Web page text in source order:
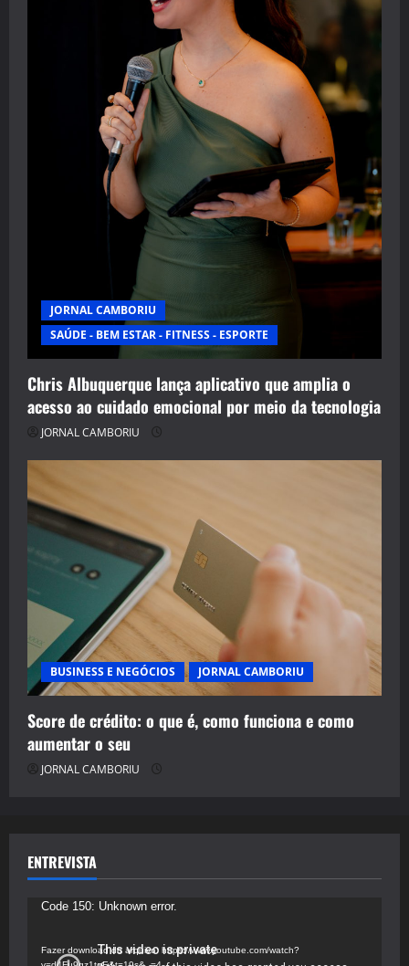
JORNAL CAMBORIU
SAÚDE - BEM ESTAR - FITNESS - ESPORTE
Chris Albuquerque lança aplicativo que amplia o
acesso ao cuidado emocional por meio da tecnologia
JORNAL CAMBORIU
BUSINESS E NEGÓCIOS JORNAL CAMBORIU
Score de crédito: o que é, como funciona e como
aumentar o seu
JORNAL CAMBORIU
ENTREVISTA
Tocador
vídeo
Code 150: Unknown error.
Fazer download do arquivo: https://www.youtube.com/watch?